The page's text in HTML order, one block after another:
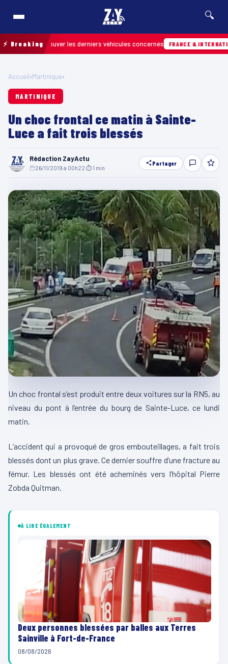
🔍
⚡ Breaking
retrouver les derniers véhicules concernés FRANCE & INTERNATIONALE
Accueil›Martinique›
MARTINIQUE
Un choc frontal ce matin à Sainte-
Luce a fait trois blessés
Rédaction ZayActu
26/11/2019 à 00h22 ⏱ 1 min
Partager
Un choc frontal s’est produit entre deux voitures sur la RN5, au
niveau du pont à l’entrée du bourg de Sainte-Luce, ce lundi
matin.
L’accident qui a provoqué de gros embouteillages, a fait trois
blessés dont un plus grave. Ce dernier souffre d’une fracture au
fémur. Les blessés ont été acheminés vers l’hôpital Pierre
Zobda Quitman.
À LIRE ÉGALEMENT
Deux personnes blessées par balles aux Terres
Sainville à Fort-de-France
08/08/2026